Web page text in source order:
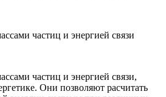
частиц и энергией связи
частиц и энергией связи,
Они позволяют расчитать